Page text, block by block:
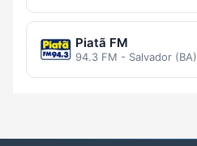
Piatã FM
94.3 FM - Salvador (BA)